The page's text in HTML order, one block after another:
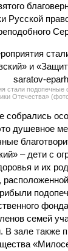
Русской
стали
Отечества»
собрались
душевное
– дети с
и их
семей
В зале также